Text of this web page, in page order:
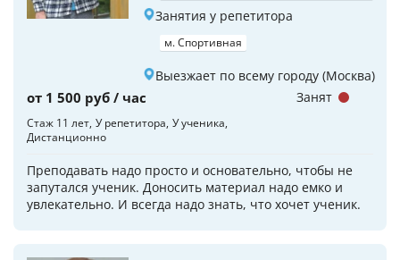
Занятия у репетитора
м. Спортивная
Выезжает по всему городу (Москва)
от 1 500 руб / час
Стаж 11 лет У репетитора У ученика
Дистанционно
Преподавать надо просто и основательно, чтобы не
запутался ученик. Доносить материал надо емко и
увлекательно. И всегда надо знать, что хочет ученик.
Занят